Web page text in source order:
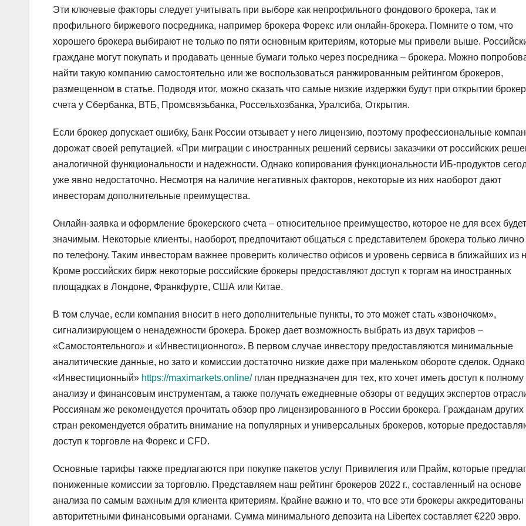
Эти ключевые факторы следует учитывать при выборе как непрофильного фондового брокера, так и
профильного биржевого посредника, например брокера Форекс или онлайн-брокера. Помните о том, что
хорошего брокера выбирают не только по пяти основным критериям, которые мы привели выше.
граждане могут покупать и продавать ценные бумаги только через посредника – брокера. Можно
найти такую компанию самостоятельно или же воспользоваться ранжированным рейтингом брокеров,
размещенном в статье. Подводя итог, можно сказать что самые низкие издержки будут при открытии
счета у Сбербанка, ВТБ, Промсвязьбанка, Россельхозбанка, Уралсиба, Открытия.
Если брокер допускает ошибку, Банк России отзывает у него лицензию, поэтому профессиональные
дорожат своей репутацией. «При миграции с иностранных решений сервисы заказчики от российских
аналогичной функциональности и надежности. Однако копирования функциональности ИБ-продуктов
уже явно недостаточно. Несмотря на наличие негативных факторов, некоторые из них наоборот дают
инвесторам дополнительные преимущества.
Онлайн-заявка и оформление брокерского счета – относительное преимущество, которое не для всех будет
значимым. Некоторые клиенты, наоборот, предпочитают общаться с представителем брокера только лично
по телефону. Таким инвесторам важнее проверить количество офисов и уровень сервиса в ближайших из
Кроме российских бирж некоторые российские брокеры предоставляют доступ к торгам на иностранных
площадках в Лондоне, Франкфурте, США или Китае.
В том случае, если компания вносит в него дополнительные пункты, то это может стать «звоночком»,
сигнализирующем о ненадежности брокера. Брокер дает возможность выбрать из двух тарифов –
«Самостоятельного» и «Инвестиционного». В первом случае инвестору предоставляются минимальные
аналитические данные, но зато и комиссии достаточно низкие даже при маленьком обороте сделок. Однако
«Инвестиционный» https://maximarkets.online/план предназначен для тех, кто хочет иметь доступ к полному
анализу и финансовым инструментам, а также получать ежедневные обзоры от ведущих экспертов
Россиянам же рекомендуется прочитать обзор про лицензированного в России брокера. Гражданам других
стран рекомендуется обратить внимание на популярных и универсальных брокеров, которые
доступ к торговле на Форекс и CFD.
Основные тарифы также предлагаются при покупке пакетов услуг Привилегия или Прайм, которые
пониженные комиссии за торговлю. Представляем наш рейтинг брокеров 2022 г., составленный на основе
анализа по самым важным для клиента критериям. Крайне важно и то, что все эти брокеры аккредитованы
авторитетными финансовыми органами. Сумма минимального депозита на Libertex составляет €220 эвро.